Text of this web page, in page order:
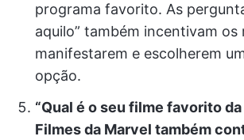
programa favorito. As
aquilo” também incentivam os
manifestarem e escolherem
opção.
“Qual é o seu filme favorito
Filmes da Marvel também